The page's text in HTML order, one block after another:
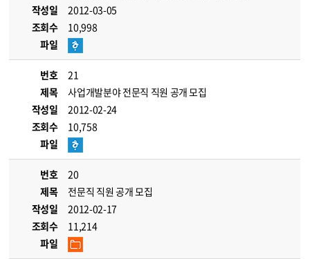
작성일
2012-03-05
조회수
10,998
파일
번호
21
제목
사업개발분야 전문직 직원 공개 모집
작성일
2012-02-24
조회수
10,758
파일
번호
20
제목
전문직 직원 공개 모집
작성일
2012-02-17
조회수
11,214
파일